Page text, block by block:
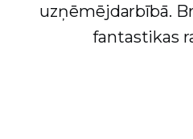
uzņēmējdarbībā.
fantastikas